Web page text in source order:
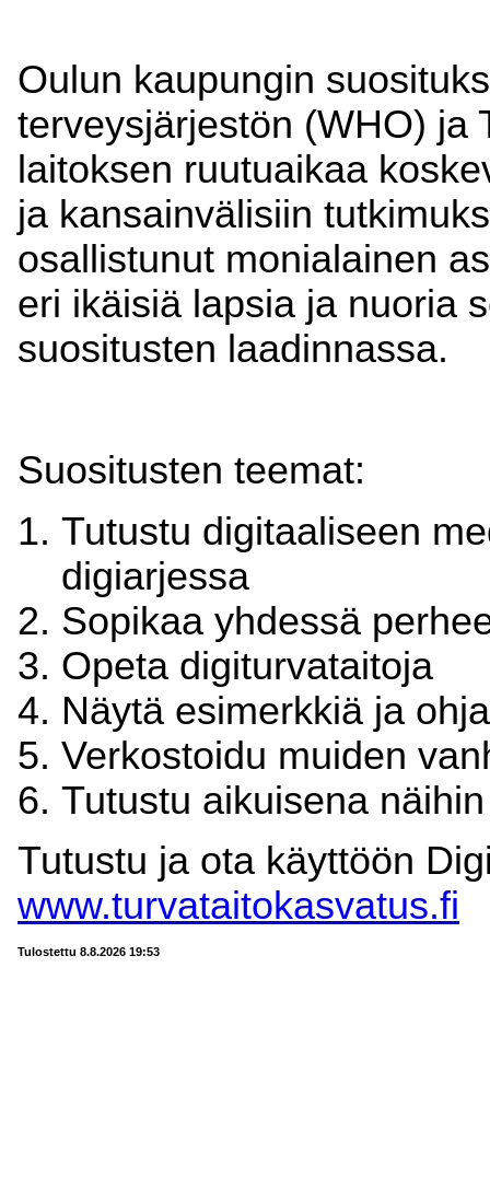
Oulun kaupungin
terveysjärjestön (WHO) ja
laitoksen ruutuaikaa
ja kansainvälisiin
osallistunut monialainen
eri ikäisiä lapsia ja nuoria
suositusten laadinnassa.
Suositusten teemat:
Tutustu digitaaliseen
digiarjessa
Sopikaa yhdessä
Opeta digiturvataitoja
Näytä esimerkkiä ja
Verkostoidu muiden
Tutustu aikuisena näihin
Tutustu ja ota käyttöön
www.turvataitokasvatus.fi
Tulostettu 8.8.2026 19:53